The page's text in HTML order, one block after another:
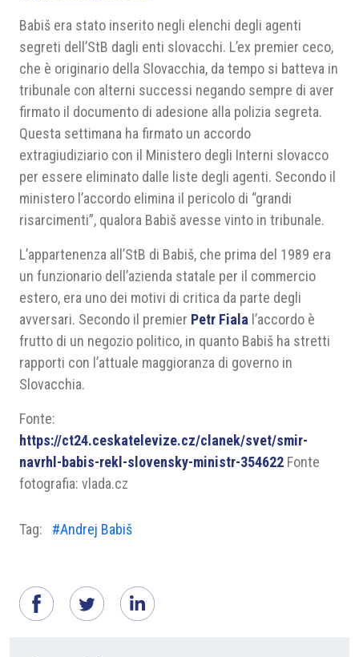
Babiš era stato inserito negli elenchi degli agenti
segreti dell’StB dagli enti slovacchi. L’ex premier ceco,
che è originario della Slovacchia, da tempo si batteva in
tribunale con alterni successi negando sempre di aver
firmato il documento di adesione alla polizia segreta.
Questa settimana ha firmato un accordo
extragiudiziario con il Ministero degli Interni slovacco
per essere eliminato dalle liste degli agenti. Secondo il
ministero l’accordo elimina il pericolo di “grandi
risarcimenti”, qualora Babiš avesse vinto in tribunale.
L’appartenenza all’StB di Babiš, che prima del 1989 era
un funzionario dell’azienda statale per il commercio
estero, era uno dei motivi di critica da parte degli
avversari. Secondo il premier Petr Fiala l’accordo è
frutto di un negozio politico, in quanto Babiš ha stretti
rapporti con l’attuale maggioranza di governo in
Slovacchia.
Fonte:
https://ct24.ceskatelevize.cz/clanek/svet/smir-
navrhl-babis-rekl-slovensky-ministr-354622 Fonte
fotografia: vlada.cz
Tag: #Andrej Babiš